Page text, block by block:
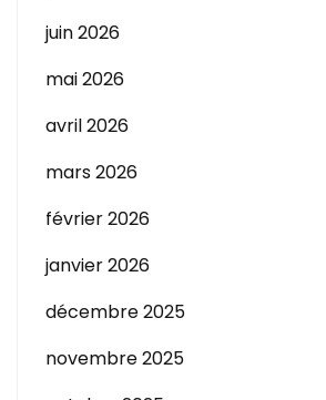
juin 2026
mai 2026
avril 2026
mars 2026
février 2026
janvier 2026
décembre 2025
novembre 2025